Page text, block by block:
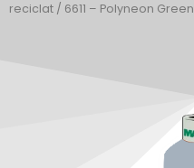
reciclat / 6611 – Polyneon Green